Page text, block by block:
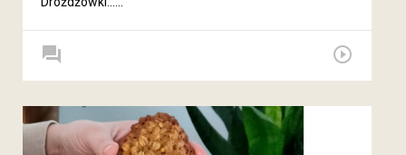
forum play_circle_outline